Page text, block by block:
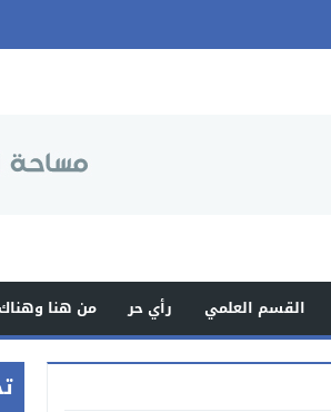
القسم العلمي رأي حر من هنا وهناك